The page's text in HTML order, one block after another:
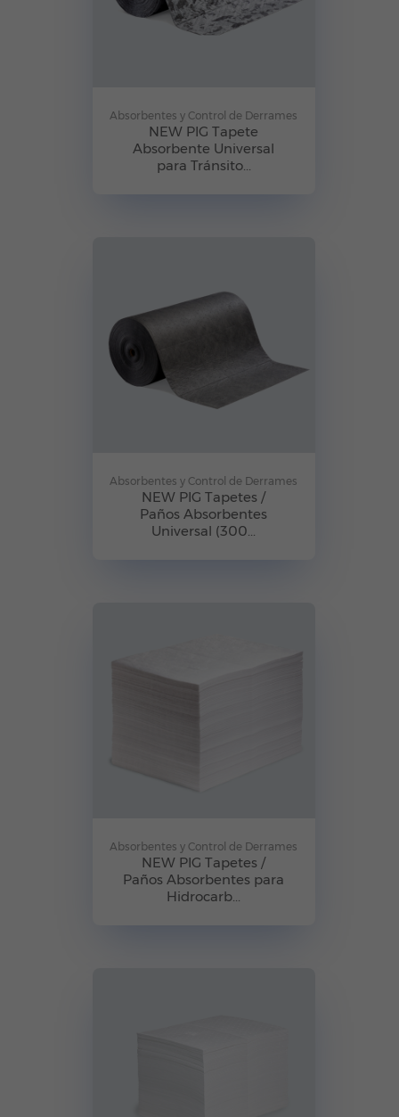
Absorbentes y Control de Derrames
NEW PIG Tapete
Absorbente Universal
para Tránsito...
Absorbentes y Control de Derrames
NEW PIG Tapetes /
Paños Absorbentes
Universal (300...
Absorbentes y Control de Derrames
NEW PIG Tapetes /
Paños Absorbentes para
Hidrocarb...